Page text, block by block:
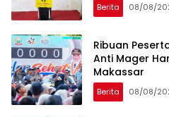
Berita 08/08/
Ribuan
Anti Mager
Makassar
Berita 08/08/